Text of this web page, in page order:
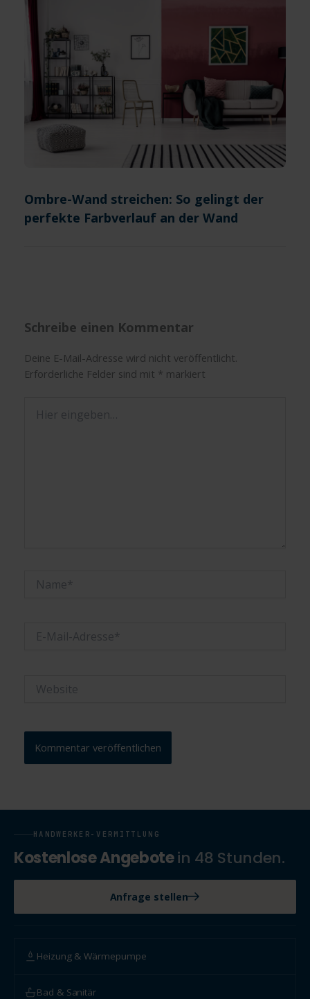
Ombre-Wand streichen: So gelingt der
perfekte Farbverlauf an der Wand
Schreibe einen Kommentar
Deine E-Mail-Adresse wird nicht veröffentlicht.
Erforderliche Felder sind mit * markiert
eingeben…
Mail-
HANDWERKER-VERMITTLUNG
Kostenlose Angebotein 48 Stunden.
Anfrage stellen
Heizung & Wärmepumpe
Bad & Sanitär